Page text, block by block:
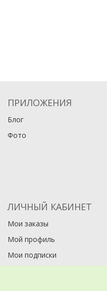
ПРИЛОЖЕНИЯ
Блог
Фото
ЛИЧНЫЙ КАБИНЕТ
Мои заказы
Мой профиль
Мои подписки